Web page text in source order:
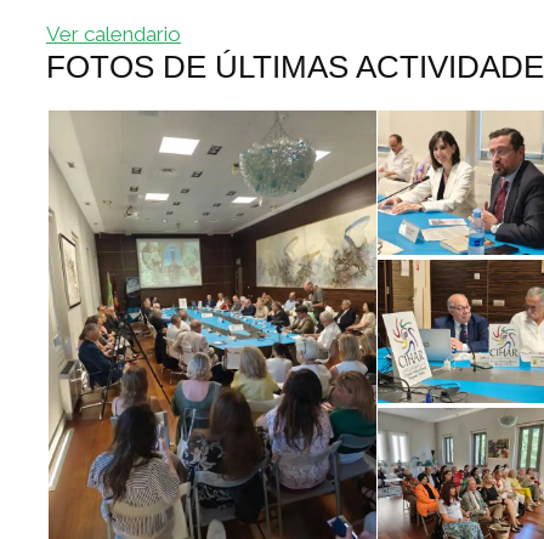
Ver calendario
FOTOS DE ÚLTIMAS